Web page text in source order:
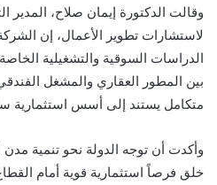
وقالت الدكتورة إيمان صلاح، المدير
لاستشارات تطوير الأعمال، إن
الدراسات السوقية والتشغيلية
بين المطور العقاري والمشغل
متكامل يستند إلى أسس استثمارية
وأكدت أن توجه الدولة نحو تنمية مدن
خلق فرصاً استثمارية قوية أمام